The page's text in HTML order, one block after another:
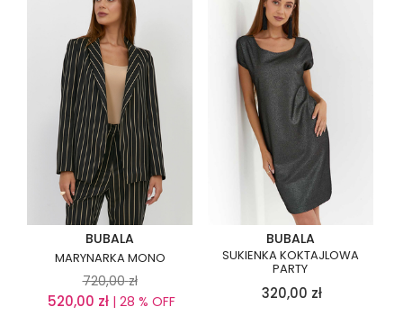
BUBALA
MARYNARKA MONO
720,00 zł
520,00 zł| 28 % OFF
BUBALA
SUKIENKA KOKTAJLOWA
PARTY
320,00 zł